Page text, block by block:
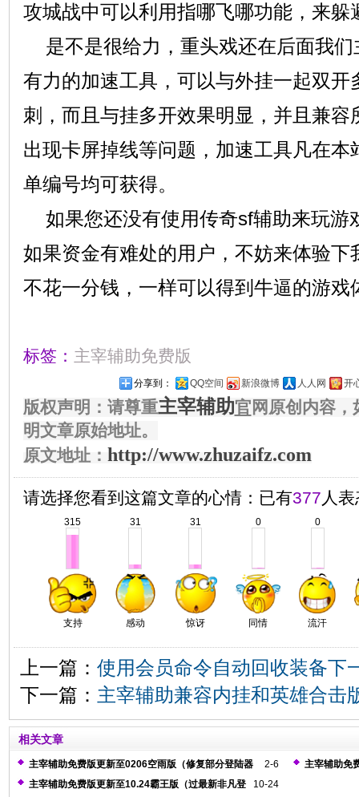
攻城战中可以利用指哪飞哪功能，来躲
是不是很给力，重头戏还在后面我们
有力的加速工具，可以与外挂一起双开
刺，而且与挂多开效果明显，并且兼容
出现卡屏掉线等问题，加速工具凡在本
单编号均可获得。
如果您还没有使用传奇sf辅助来玩游
如果资金有难处的用户，不妨来体验下
不花一分钱，一样可以得到牛逼的游戏
标签： 主宰辅助免费版
分享到： QQ空间 新浪微博 人人网 开
版权声明：请尊重主宰辅助官 网原创内容
明文章原始地址。
原文地址： http://www.zhuzaifz.com
请选择您看到这篇文章的心情：已有377 人
315
支持
31
感动
31
惊讶
0
同情
0
流汗
上一篇： 使用会员命令自动回收装备下
下一篇： 主宰辅助兼容内挂和英雄合击
相关文章
2-6
主宰辅助免费版更新至0206空雨版（修复部分登陆器
闪退情况）
主宰辅助免
10-24
主宰辅助免费版更新至10.24霸王版（过最新非凡登